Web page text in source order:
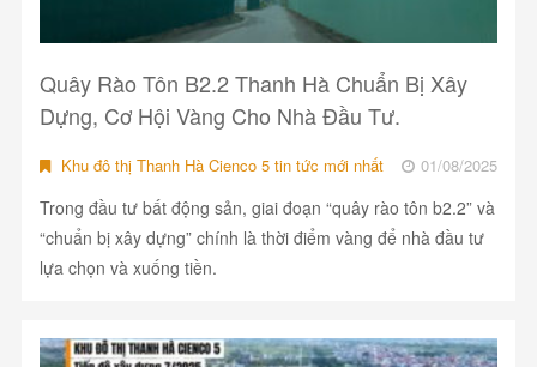
Quây Rào Tôn B2.2 Thanh Hà Chuẩn Bị Xây
Dựng, Cơ Hội Vàng Cho Nhà Đầu Tư.
Khu đô thị Thanh Hà Cienco 5 tin tức mới nhất 01/08/2025
Trong đầu tư bất động sản, giai đoạn “quây rào tôn b2.2” và
“chuẩn bị xây dựng” chính là thời điểm vàng để nhà đầu tư
lựa chọn và xuống tiền.